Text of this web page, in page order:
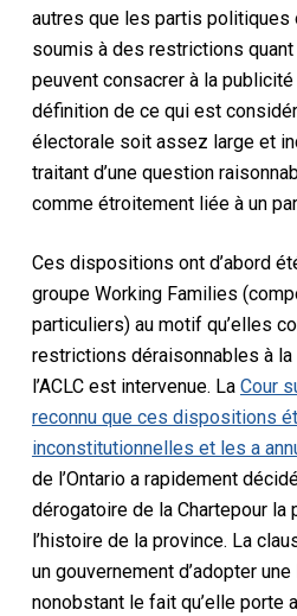
autres que les partis politiques
soumis à des restrictions quant
peuvent consacrer à la
définition de ce qui est
électorale soit assez large et
traitant d’une question
comme étroitement liée à un
Ces dispositions ont d’abord
groupe Working Families
particuliers) au motif qu’elles
restrictions déraisonnables à la
l’ACLC est intervenue. La Cour
reconnu que ces dispositions
inconstitutionnelles et les a
de l’Ontario a rapidement
dérogatoire de la Chartepour la
l’histoire de la province. La
un gouvernement d’adopter
nonobstant le fait qu’elle porte